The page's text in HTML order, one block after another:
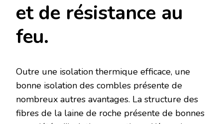
et de résistance au
feu.
Outre une isolation thermique efficace, une
bonne isolation des combles présente de
nombreux autres avantages. La structure des
fibres de la laine de roche présente de bonnes